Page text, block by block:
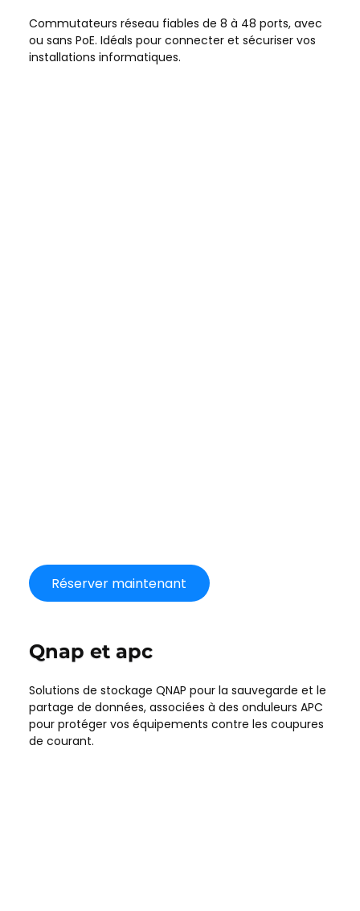
Commutateurs réseau fiables de 8 à 48 ports, avec
ou sans PoE. Idéals pour connecter et sécuriser vos
installations informatiques.
Réserver maintenant
Qnap et apc
Solutions de stockage QNAP pour la sauvegarde et le
partage de données, associées à des onduleurs APC
pour protéger vos équipements contre les coupures
de courant.